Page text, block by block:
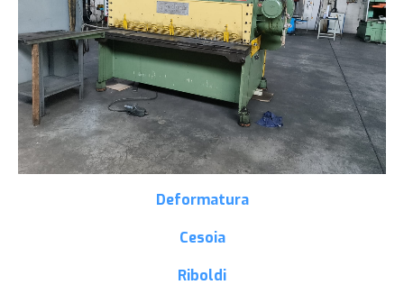
Deformatura
Cesoia
Riboldi